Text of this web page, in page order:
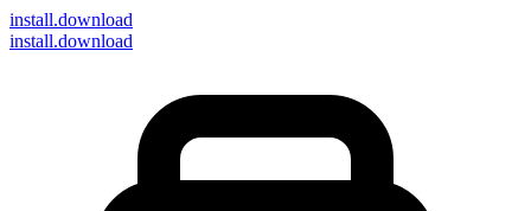
install.download
install.download